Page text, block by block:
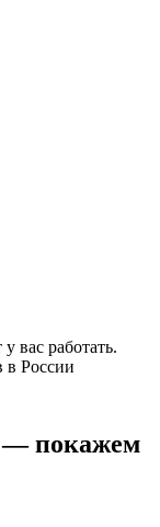
вас работать.
в России
— покажем